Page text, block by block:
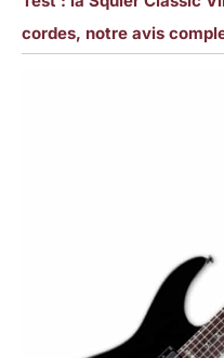
cordes, notre avis